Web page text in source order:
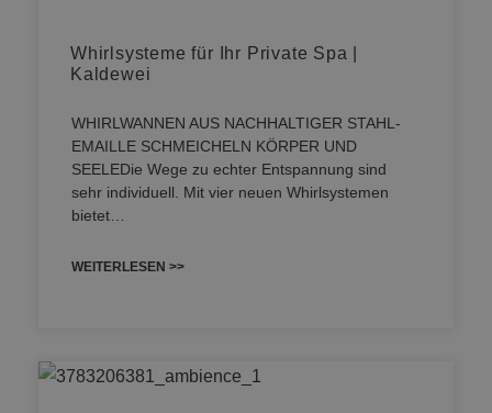
Whirlsysteme für Ihr Private Spa |
Kaldewei
WHIRLWANNEN AUS NACHHALTIGER STAHL-
EMAILLE SCHMEICHELN KÖRPER UND
SEELEDie Wege zu echter Entspannung sind
sehr individuell. Mit vier neuen Whirlsystemen
bietet…
WEITERLESEN >>